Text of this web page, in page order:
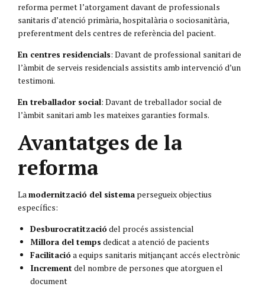
reforma permet l’atorgament davant de professionals
sanitaris d’atenció primària, hospitalària o sociosanitària,
preferentment dels centres de referència del pacient.
En centres residencials: Davant de professional sanitari de
l’àmbit de serveis residencials assistits amb intervenció d’un
testimoni.
En treballador social: Davant de treballador social de
l’àmbit sanitari amb les mateixes garanties formals.
Avantatges de la
reforma
La modernització del sistema persegueix objectius
específics:
Desburocratitzaciódel procés assistencial
Millora del temps dedicat a atenció de pacients
Facilitacióa equips sanitaris mitjançant accés electrònic
Increment del nombre de persones que atorguen el
document